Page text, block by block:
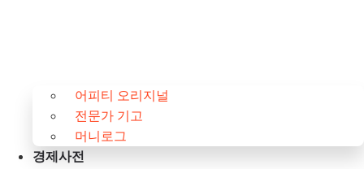
어피티 오리지널
전문가 기고
머니로그
경제사전